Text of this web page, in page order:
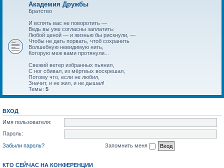
Академия Дружбы
Братство
И вспять вас не поворотить —
Ведь вы уже согласны заплатить:
Любой ценой — и жизнью бы рискнули, —
Чтобы не дать порвать, чтоб сохранить
Волшебную невидимую нить,
Которую меж вами протянули...
Свежий ветер избранных пьянил,
С ног сбивал, из мёртвых воскрешал,
Потому что, если не любил,
Значит, и не жил, и не дышал!
Темы: 5
ВХОД
Имя пользователя:
Пароль:
Забыли пароль?
Запомнить меня
КТО СЕЙЧАС НА КОНФЕРЕНЦИИ